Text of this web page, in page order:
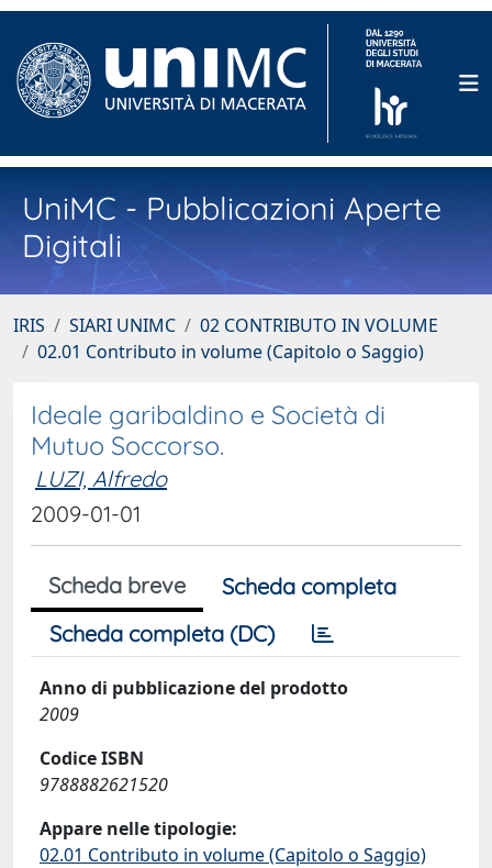
UniMC - Pubblicazioni Aperte
Digitali
IRIS SIARI UNIMC
02 CONTRIBUTO IN VOLUME
02.01 Contributo in volume (Capitolo o Saggio)
Ideale garibaldino e Società di
Mutuo Soccorso.
LUZI, Alfredo
2009-01-01
Scheda breve
Scheda completa
Scheda completa (DC)
Anno di pubblicazione del prodotto
2009
Codice ISBN
9788882621520
Appare nelle tipologie:
02.01 Contributo in volume (Capitolo o Saggio)